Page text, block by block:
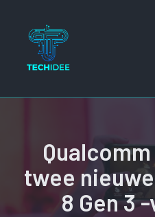
inhoud
twee
8 Gen 3